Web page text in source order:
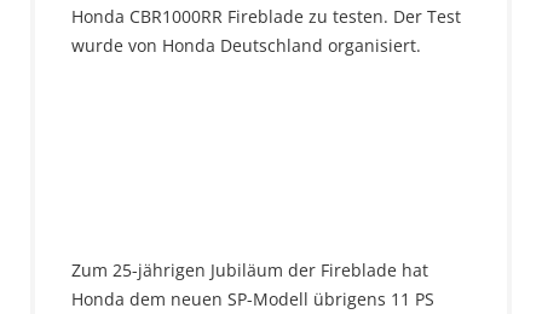
Honda CBR1000RR Fireblade zu testen. Der Test
wurde von Honda Deutschland organisiert.
Zum 25-jährigen Jubiläum der Fireblade hat
Honda dem neuen SP-Modell übrigens 11 PS